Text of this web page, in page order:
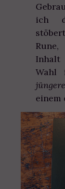
ich
Inhalt
Wahl
einem